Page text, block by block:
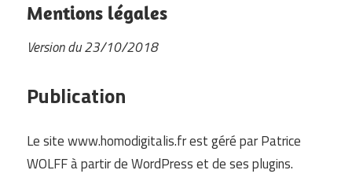
Mentions légales
Version du 23/10/2018
Publication
Le site www.homodigitalis.fr est géré par Patrice
WOLFF à partir de WordPress et de ses plugins.